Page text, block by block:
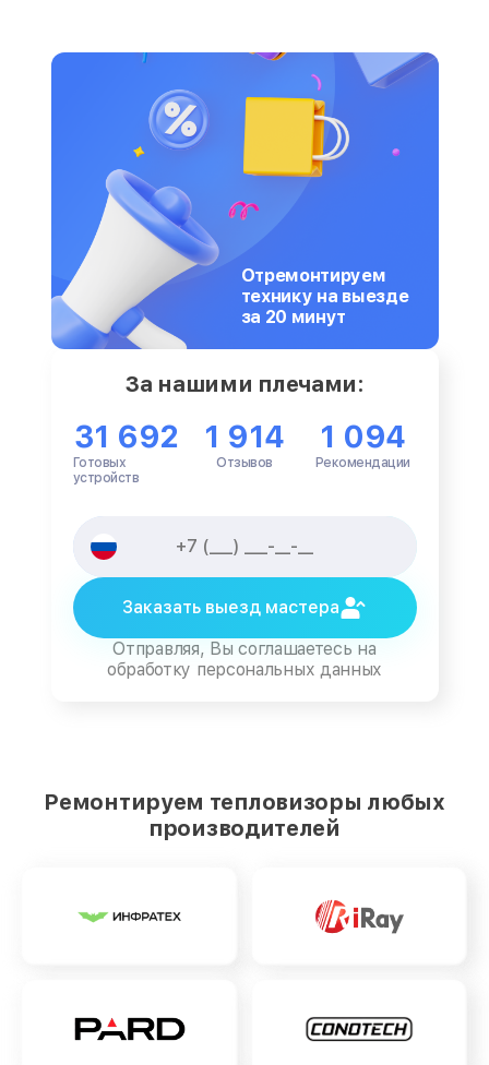
Отремонтируем
технику на выезде
за 20 минут
За нашими плечами:
31 692
Готовых
устройств
1 914
Отзывов
1 094
Рекомендации
Заказать выезд мастера
Отправляя, Вы соглашаетесь на
обработку персональных данных
Ремонтируем тепловизоры любых
производителей